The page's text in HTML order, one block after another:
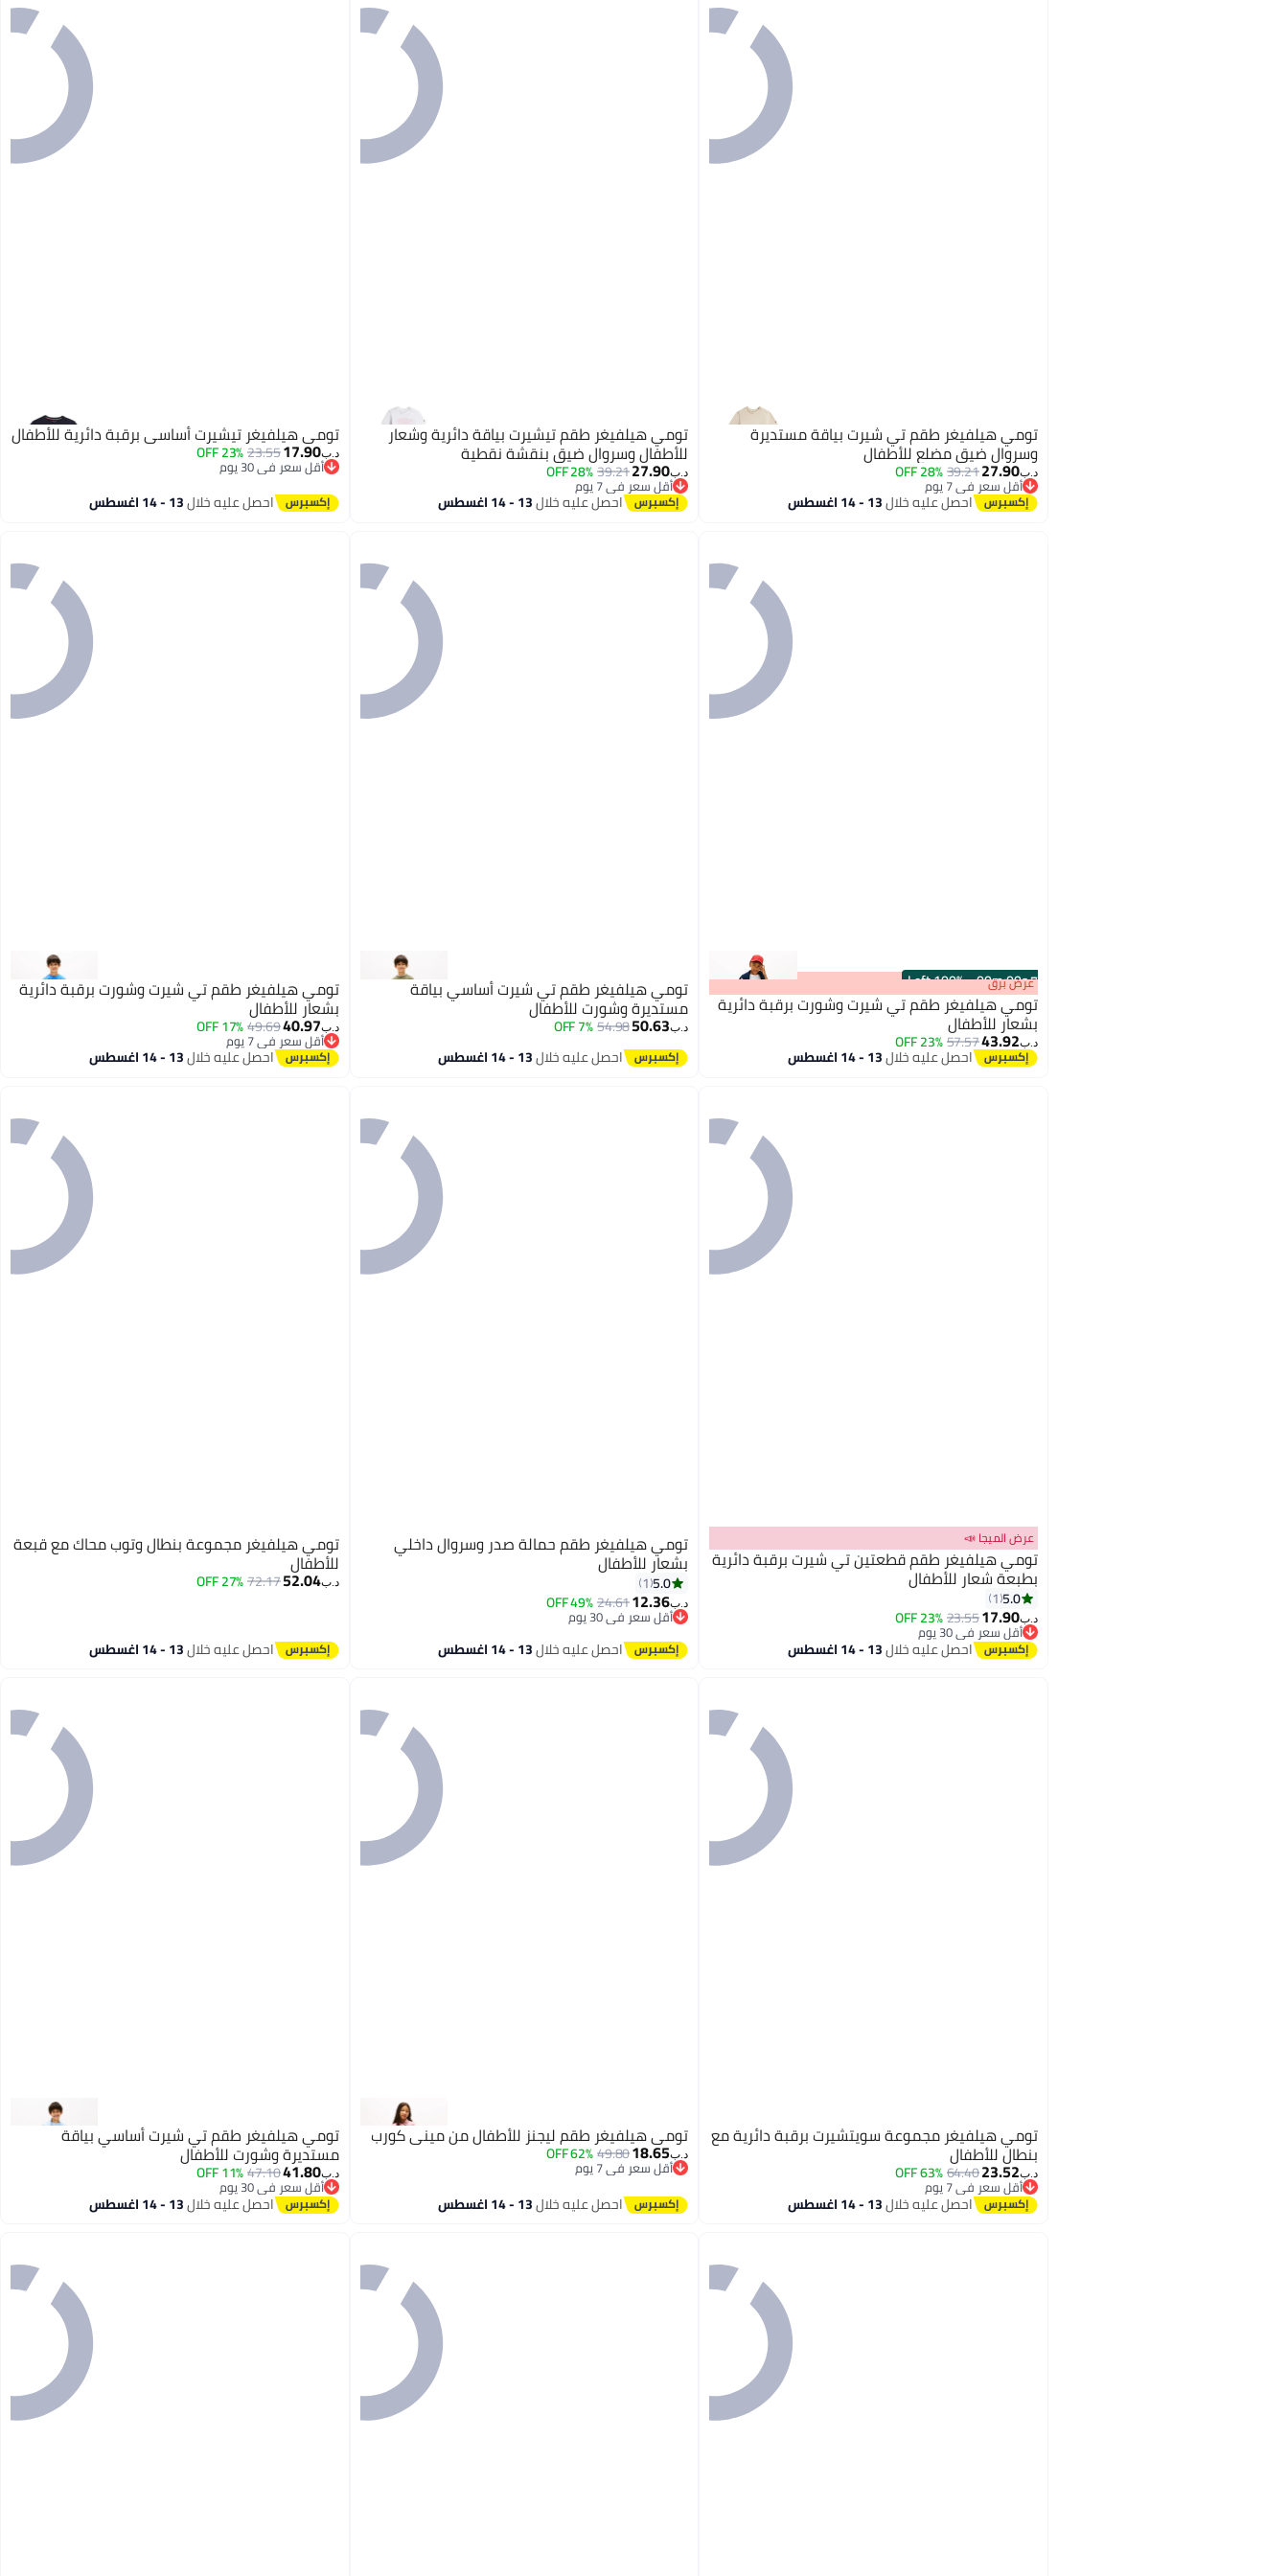
تومي هيلفيغر طقم تي شيرت بياقة مستديرة
وسروال ضيق مضلع للأطفال
د.ب‏27.90
39.21
28% OFF
أقل سعر في 7 يوم
أقل سعر في 7 يوماحصل عليه خلال13 - 14 اغسطس
تومي هيلفيغر طقم تيشيرت بياقة دائرية وشعار
للأطفال وسروال ضيق بنقشة نقطية
د.ب‏27.90
39.21
28% OFF
أقل سعر في 7 يوم
أقل سعر في 7 يوماحصل عليه خلال13 - 14 اغسطس
تومي هيلفيغر تيشيرت أساسي برقبة دائرية للأطفال
د.ب‏17.90
23.55
23% OFF
أقل سعر في 30 يوم
أقل سعر في 30 يوم
احصل عليه خلال13 - 14 اغسطس
00m:00s
·
100% Left عرض برق
تومي هيلفيغر طقم تي شيرت وشورت برقبة دائرية
بشعار للأطفال
د.ب‏43.92
57.57
23% OFF
احصل عليه خلال13 - 14 اغسطس
تومي هيلفيغر طقم تي شيرت أساسي بياقة
مستديرة وشورت للأطفال
د.ب‏50.63
54.98
7% OFF
احصل عليه خلال13 - 14 اغسطس
تومي هيلفيغر طقم تي شيرت وشورت برقبة دائرية
بشعار للأطفال
د.ب‏40.97
49.69
17% OFF
أقل سعر في 7 يوم
أقل سعر في 7 يوماحصل عليه خلال13 - 14 اغسطس
عرض الميجا 📣
تومي هيلفيغر طقم قطعتين تي شيرت برقبة دائرية
بطبعة شعار للأطفال
5.0
1
د.ب‏17.90
23.55
23% OFF
أقل سعر في 30 يوم
أقل سعر في 30 يوماحصل عليه خلال13 - 14 اغسطس
تومي هيلفيغر طقم حمالة صدر وسروال داخلي
بشعار للأطفال
5.0
1
د.ب‏12.36
24.61
49% OFF
أقل سعر في 30 يوم
أقل سعر في 30 يوم
احصل عليه خلال13 - 14 اغسطس
تومي هيلفيغر مجموعة بنطال وتوب محاك مع قبعة
للأطفال
د.ب‏52.04
72.17
27% OFF
احصل عليه خلال13 - 14 اغسطس
تومي هيلفيغر مجموعة سويتشيرت برقبة دائرية مع
بنطال للأطفال
د.ب‏23.52
64.40
63% OFF
أقل سعر في 7 يوم
أقل سعر في 7 يوماحصل عليه خلال13 - 14 اغسطس
تومي هيلفيغر طقم ليجنز للأطفال من ميني كورب
د.ب‏18.65
49.80
62% OFF
أقل سعر في 7 يوم
احصل عليه خلال13 - 14 اغسطس
تومي هيلفيغر طقم تي شيرت أساسي بياقة
مستديرة وشورت للأطفال
د.ب‏41.80
47.10
11% OFF
أقل سعر في 30 يوم
أقل سعر في 30 يوماحصل عليه خلال13 - 14 اغسطس